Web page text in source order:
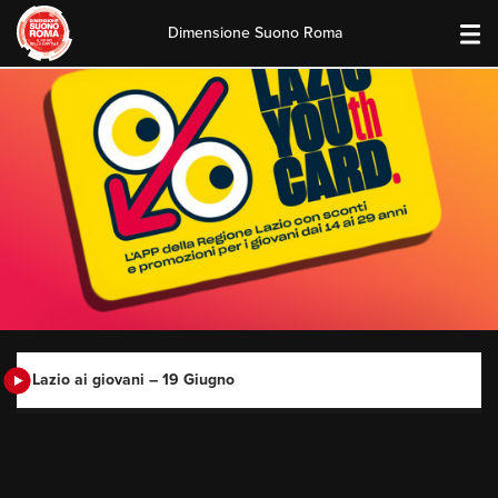
content
Dimensione Suono Roma
Lazio ai giovani – 19 Giugno